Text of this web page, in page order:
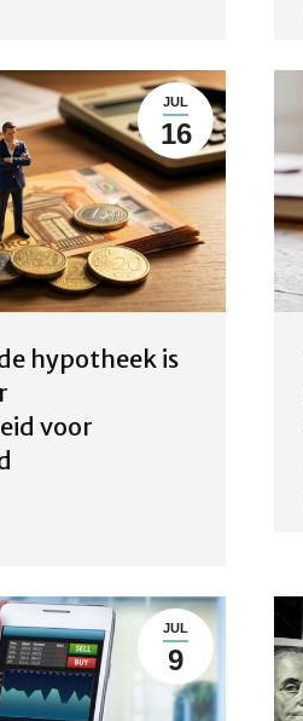
JUL
16
hypotheek is
voor
JUL
9